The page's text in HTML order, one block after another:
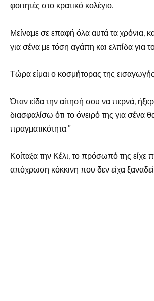
φοιτητές στο κρατικό κολέγιο.
Μείναμε σε επαφή όλα αυτά τα χρόνια,
για σένα με τόση αγάπη και ελπίδα για
Τώρα είμαι ο κοσμήτορας της
Όταν είδα την αίτησή σου να περνά,
διασφαλίσω ότι το όνειρό της για σένα θα
πραγματικότητα.”
Κοίταξα την Κέλι, το πρόσωπό της είχε
απόχρωση κόκκινη που δεν είχα